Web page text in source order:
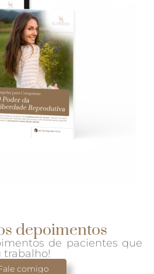
depoimentos
de pacientes que
trabalho!
comigo